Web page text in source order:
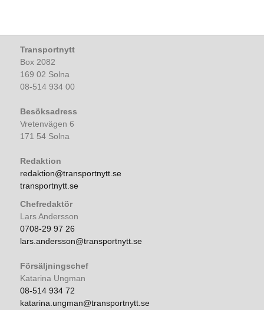
Transportnytt
Box 2082
169 02 Solna
08-514 934 00
Besöksadress
Vretenvägen 6
171 54 Solna
Redaktion
redaktion@transportnytt.se
transportnytt.se
Chefredaktör
Lars Andersson
0708-29 97 26
lars.andersson@transportnytt.se
Försäljningschef
Katarina Ungman
08-514 934 72
katarina.ungman@transportnytt.se